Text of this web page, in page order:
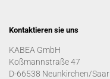
Kontaktieren sie uns
KABEA GmbH
Koßmannstraße 47
D-66538 Neunkirchen/Saar